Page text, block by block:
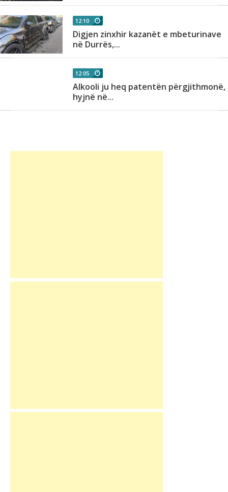
12:10
Digjen zinxhir kazanët e mbeturinave
në Durrës,...
12:05
Alkooli ju heq patentën përgjithmonë,
hyjnë në...